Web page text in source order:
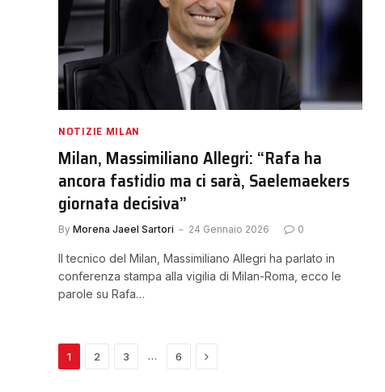
NOTIZIE MILAN
Milan, Massimiliano Allegri: “Rafa ha
ancora fastidio ma ci sarà, Saelemaekers
giornata decisiva”
By Morena Jaeel Sartori 24 Gennaio 2026 0
Il tecnico del Milan, Massimiliano Allegri ha parlato in
conferenza stampa alla vigilia di Milan-Roma, ecco le
parole su Rafa…
1 2 3 … 6 Next